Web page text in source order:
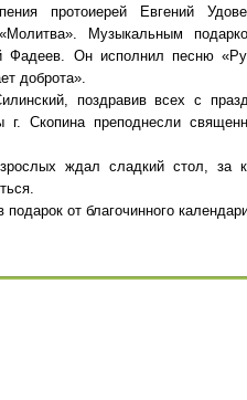
пения протоиерей Евгений
«Молитва». Музыкальным
Фадеев. Он исполнил песню
доброта».
поздравив всех с
г. Скопина преподнесли
ждал сладкий стол, за
от благочинного